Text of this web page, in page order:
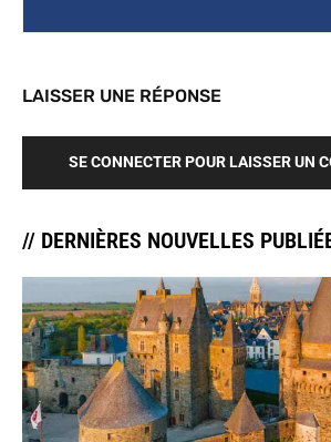
LAISSER UNE RÉPONSE
SE CONNECTER POUR LAISSER UN
// DERNIÈRES NOUVELLES